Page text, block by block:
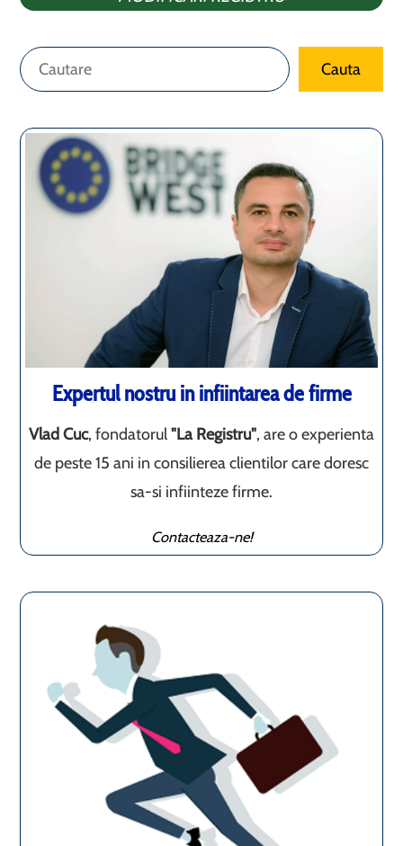
Caută Cauta
Expertul nostru in infiintarea de firme
Vlad Cuc, fondatorul"La Registru", are o experienta
de peste 15 ani in consilierea clientilor care doresc
sa-si infiinteze firme.
Contacteaza-ne!